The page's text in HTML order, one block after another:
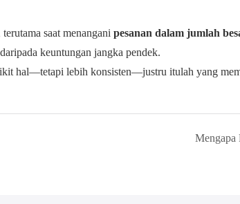
saat menangani pesanan dalam jumlah
keuntungan jangka pendek.
hal—tetapi lebih konsisten—justru itulah yang